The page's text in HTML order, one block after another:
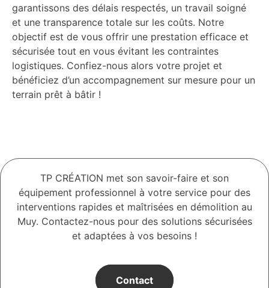
garantissons des délais respectés, un travail soigné
et une transparence totale sur les coûts. Notre
objectif est de vous offrir une prestation efficace et
sécurisée tout en vous évitant les contraintes
logistiques. Confiez-nous alors votre projet et
bénéficiez d’un accompagnement sur mesure pour un
terrain prêt à bâtir !
TP CRÉATION met son savoir-faire et son
équipement professionnel à votre service pour des
interventions rapides et maîtrisées en démolition au
Muy. Contactez-nous pour des solutions sécurisées
et adaptées à vos besoins !
Contact